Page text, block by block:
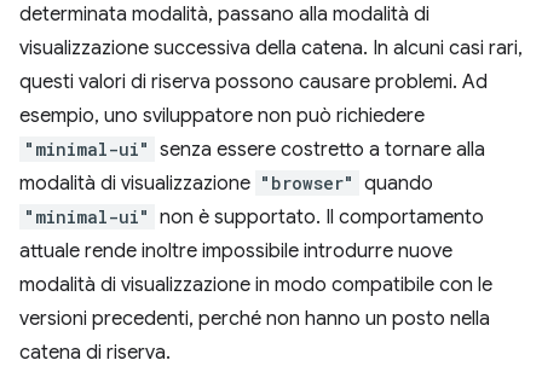
determinata modalità, passano alla modalità di
visualizzazione successiva della catena. In alcuni casi rari,
questi valori di riserva possono causare problemi. Ad
esempio, uno sviluppatore non può richiedere
"minimal-ui" senza essere costretto a tornare alla
modalità di visualizzazione "browser" quando
"minimal-ui" non è supportato. Il comportamento
attuale rende inoltre impossibile introdurre nuove
modalità di visualizzazione in modo compatibile con le
versioni precedenti, perché non hanno un posto nella
catena di riserva.